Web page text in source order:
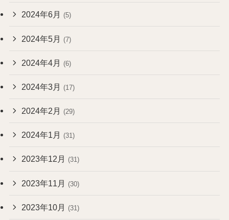
2024年6月 (5)
2024年5月 (7)
2024年4月 (6)
2024年3月 (17)
2024年2月 (29)
2024年1月 (31)
2023年12月 (31)
2023年11月 (30)
2023年10月 (31)